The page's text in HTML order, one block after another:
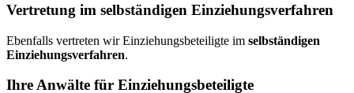
Vertretung im selbständigen Einziehungsverfahren
Ebenfalls vertreten wir Einziehungsbeteiligte im selbständigen
Einziehungsverfahren.
Ihre Anwälte für Einziehungsbeteiligte